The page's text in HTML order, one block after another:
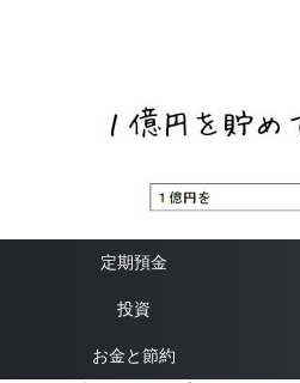
定期預金
投資
お金と節約